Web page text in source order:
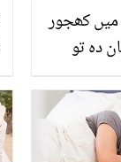
کھجور
دہ تو